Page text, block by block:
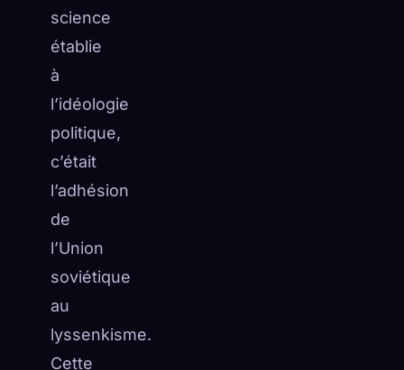
science
établie
à
l’idéologie
politique,
c’était
l’adhésion
de
l’Union
soviétique
au
lyssenkisme.
Cette